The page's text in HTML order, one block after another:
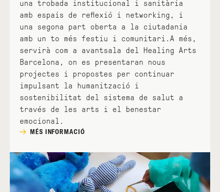
una trobada institucional i sanitària
amb espais de reflexió i networking, i
una segona part oberta a la ciutadania
amb un to més festiu i comunitari.A més,
servirà com a avantsala del Healing Arts
Barcelona, on es presentaran nous
projectes i propostes per continuar
impulsant la humanització i
sostenibilitat del sistema de salut a
través de les arts i el benestar
emocional.
MÉS INFORMACIÓ